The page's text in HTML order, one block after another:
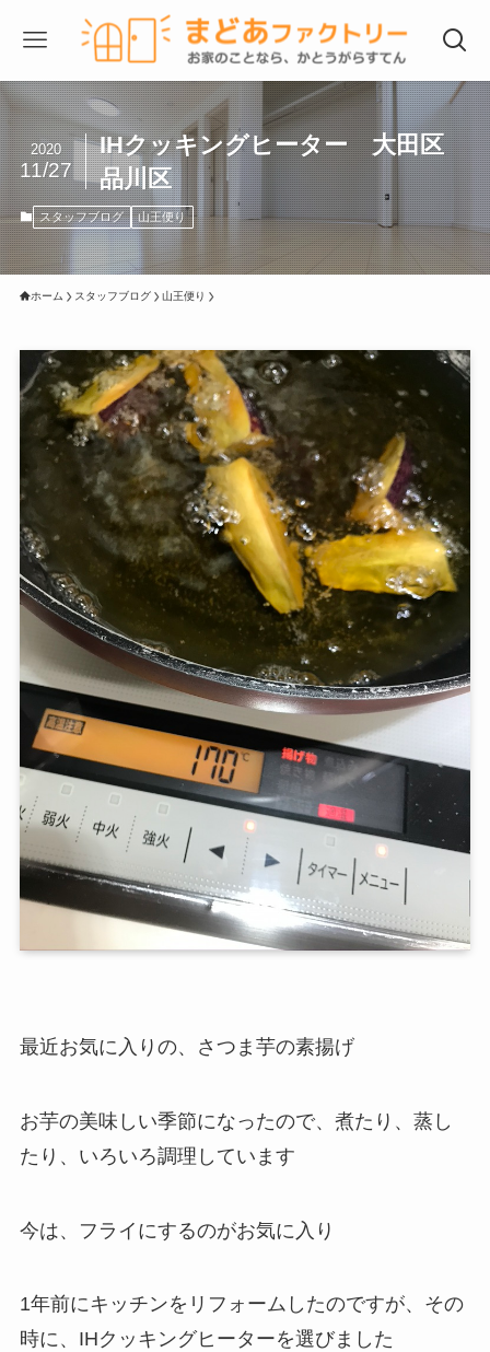
IHクッキングヒーター 大田区
品川区
2020
11/27
スタッフブログ 山王便り
ホーム スタッフブログ 山王便り
最近お気に入りの、さつま芋の素揚げ
お芋の美味しい季節になったので、煮たり、蒸し
たり、いろいろ調理しています
今は、フライにするのがお気に入り
1年前にキッチンをリフォームしたのですが、その
時に、IHクッキングヒーターを選びました